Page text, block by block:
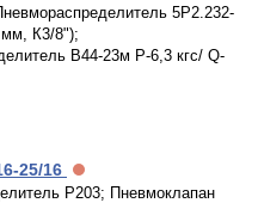
5Р2.232-
мм, К3/8");
В44-23м Р-6,3 кгс/ Q-
25/16
Р203; Пневмоклапан